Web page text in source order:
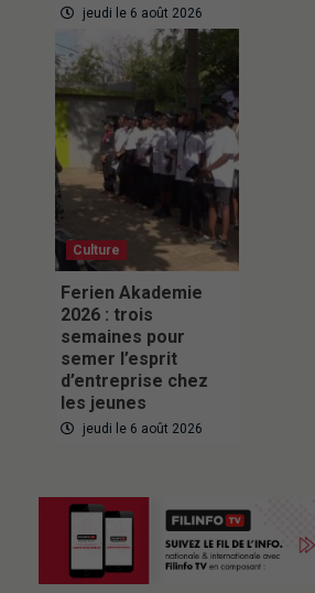
jeudi le 6 août 2026
Culture
Ferien Akademie
2026 : trois
semaines pour
semer l’esprit
d’entreprise chez
les jeunes
jeudi le 6 août 2026